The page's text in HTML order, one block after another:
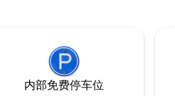
内部免费停车位